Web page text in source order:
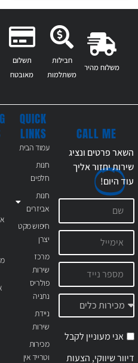
משלוח מהיר
חבילות
משתלמות
תשלום
מאובטח
QUICK
LINKS
עמוד הבית
חנות
חלפים
חנות
אביזרים
חיפוש מקט
יצרן
מרכז
שירות
פולריס
נתניה
ניידת
שירות
מכירות
וטרייד אין
CALL ME
השאר פרטים ונציג
שירות יחזור אליך
עודהיום!
אני מעוניין לקבל
דיוור שיווקי, הצעות